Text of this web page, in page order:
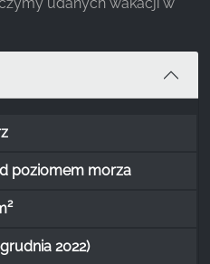
poziomem morza
2022)